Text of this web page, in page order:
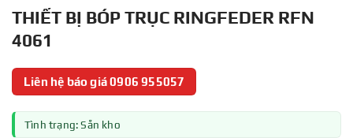
THIẾT BỊ BÓP TRỤC RINGFEDER RFN
4061
Liên hệ báo giá 0906 955057
Tình trạng: Sẵn kho